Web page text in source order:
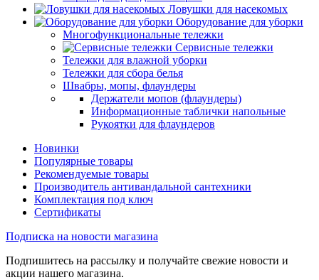
Ловушки для насекомых
Оборудование для уборки
Многофункциональные тележки
Сервисные тележки
Тележки для влажной уборки
Тележки для сбора белья
Швабры, мопы, флаундеры
Держатели мопов (флаундеры)
Информационные таблички напольные
Рукоятки для флаундеров
Новинки
Популярные товары
Рекомендуемые товары
Производитель антивандальной сантехники
Комплектация под ключ
Сертификаты
Подписка на новости магазина
Подпишитесь на рассылку и получайте свежие новости и
акции нашего магазина.